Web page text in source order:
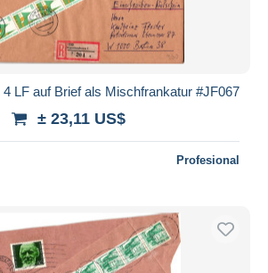
LF auf Brief als Mischfrankatur #JF067
± 23,11 US$
Profesional